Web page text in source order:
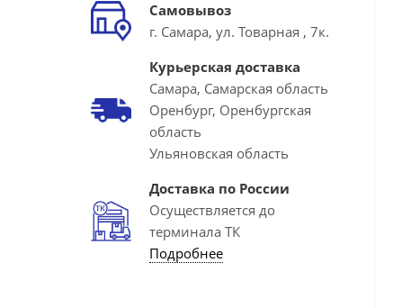
Самовывоз
г. Самара, ул. Товарная , 7к.
Курьерская доставка
Самара, Самарская область
Оренбург, Оренбургская
область
Ульяновская область
Доставка по России
Осуществляется до
терминала ТК
Подробнее